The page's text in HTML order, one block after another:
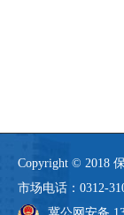
Copyright © 2018
市场电话：0312-